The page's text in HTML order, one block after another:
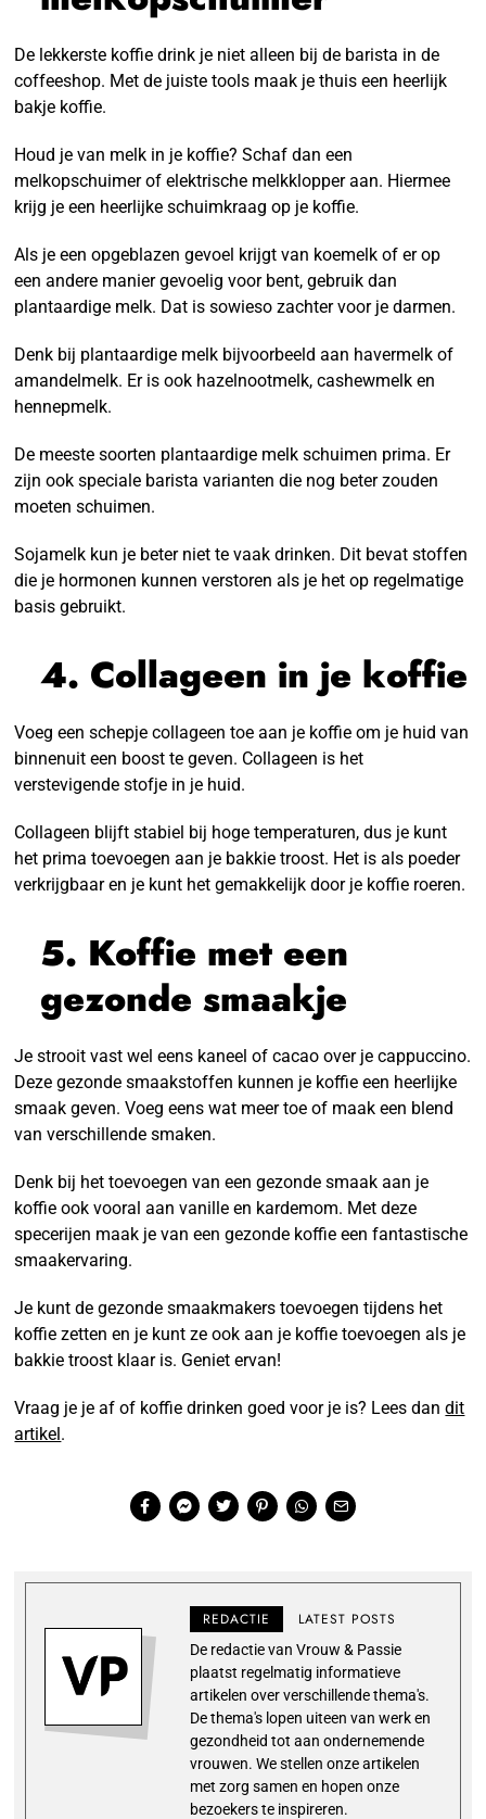
De lekkerste koffie drink je niet alleen bij de barista in de
coffeeshop. Met de juiste tools maak je thuis een heerlijk
bakje koffie.
Houd je van melk in je koffie? Schaf dan een
melkopschuimer of elektrische melkklopper aan. Hiermee
krijg je een heerlijke schuimkraag op je koffie.
Als je een opgeblazen gevoel krijgt van koemelk of er op
een andere manier gevoelig voor bent, gebruik dan
plantaardige melk. Dat is sowieso zachter voor je darmen.
Denk bij plantaardige melk bijvoorbeeld aan havermelk of
amandelmelk. Er is ook hazelnootmelk, cashewmelk en
hennepmelk.
De meeste soorten plantaardige melk schuimen prima. Er
zijn ook speciale barista varianten die nog beter zouden
moeten schuimen.
Sojamelk kun je beter niet te vaak drinken. Dit bevat stoffen
die je hormonen kunnen verstoren als je het op regelmatige
basis gebruikt.
4. Collageen in je koffie
Voeg een schepje collageen toe aan je koffie om je huid van
binnenuit een boost te geven. Collageen is het
verstevigende stofje in je huid.
Collageen blijft stabiel bij hoge temperaturen, dus je kunt
het prima toevoegen aan je bakkie troost. Het is als poeder
verkrijgbaar en je kunt het gemakkelijk door je koffie roeren.
5. Koffie met een
gezonde smaakje
Je strooit vast wel eens kaneel of cacao over je cappuccino.
Deze gezonde smaakstoffen kunnen je koffie een heerlijke
smaak geven. Voeg eens wat meer toe of maak een blend
van verschillende smaken.
Denk bij het toevoegen van een gezonde smaak aan je
koffie ook vooral aan vanille en kardemom. Met deze
specerijen maak je van een gezonde koffie een fantastische
smaakervaring.
Je kunt de gezonde smaakmakers toevoegen tijdens het
koffie zetten en je kunt ze ook aan je koffie toevoegen als je
bakkie troost klaar is. Geniet ervan!
Vraag je je af of koffie drinken goed voor je is? Lees dandit
artikel.
REDACTIE LATEST POSTS
De redactie van Vrouw & Passie
plaatst regelmatig informatieve
artikelen over verschillende thema's.
De thema's lopen uiteen van werk en
gezondheid tot aan ondernemende
vrouwen. We stellen onze artikelen
met zorg samen en hopen onze
bezoekers te inspireren.